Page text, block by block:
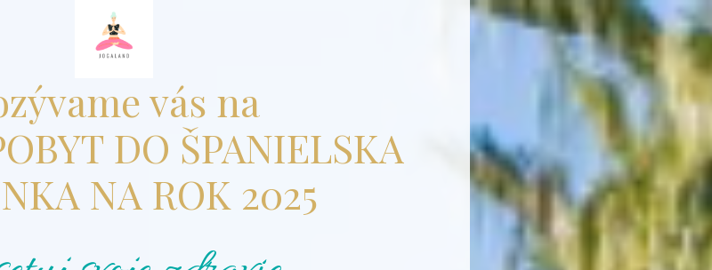
vás na
DO ŠPANIELSKA
NA ROK 2025